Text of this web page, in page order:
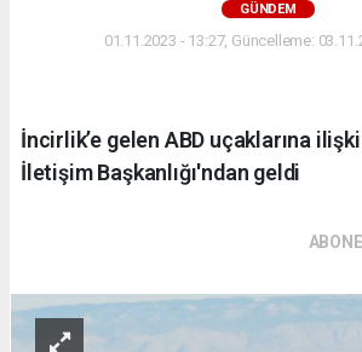
GÜNDEM
01.11.2023 - 13:27, Güncelleme:
İncirlik’e gelen ABD uçaklarına
İletişim Başkanlığı'ndan geldi